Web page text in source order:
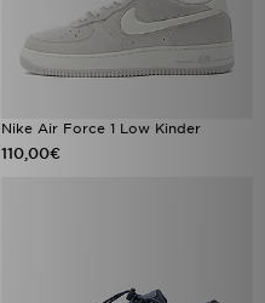
Nike Air Force 1 Low Kinder
110,00€